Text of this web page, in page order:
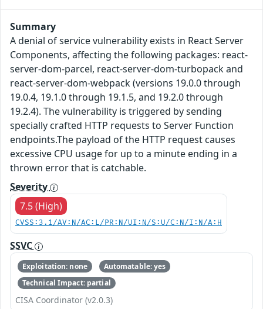
Summary
A denial of service vulnerability exists in React Server
Components, affecting the following packages: react-
server-dom-parcel, react-server-dom-turbopack and
react-server-dom-webpack (versions 19.0.0 through
19.0.4, 19.1.0 through 19.1.5, and 19.2.0 through
19.2.4). The vulnerability is triggered by sending
specially crafted HTTP requests to Server Function
endpoints.The payload of the HTTP request causes
excessive CPU usage for up to a minute ending in a
thrown error that is catchable.
Severity
7.5 (High)
CVSS:3.1/AV:N/AC:L/PR:N/UI:N/S:U/C:N/I:N/A:H
SSVC
Exploitation: none
Automatable: yes
Technical Impact: partial
CISA Coordinator (v2.0.3)